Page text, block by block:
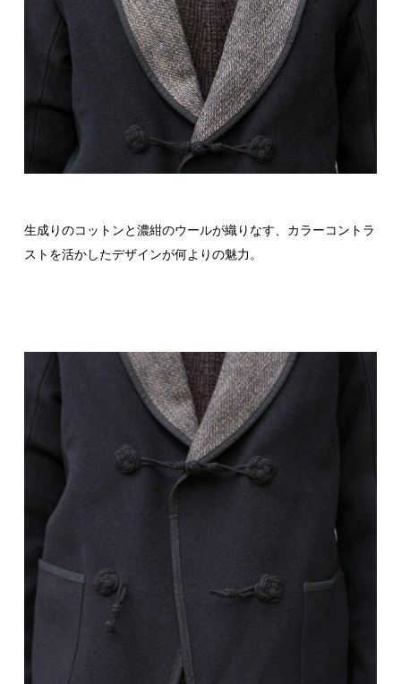
生成りのコットンと濃紺のウールが織りなす、カラーコントラ
ストを活かしたデザインが何よりの魅力。